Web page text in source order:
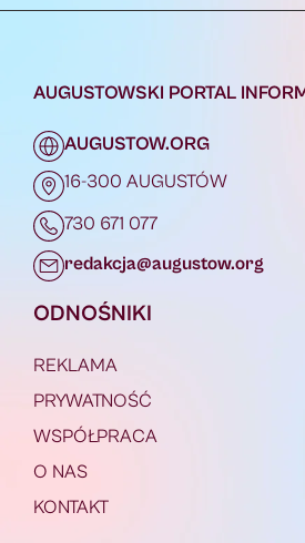
AUGUSTOWSKI PORTAL
AUGUSTOW.ORG
16-300 AUGUSTÓW
730 671 077
redakcja@augustow.org
ODNOŚNIKI
REKLAMA
PRYWATNOŚĆ
WSPÓŁPRACA
O NAS
KONTAKT